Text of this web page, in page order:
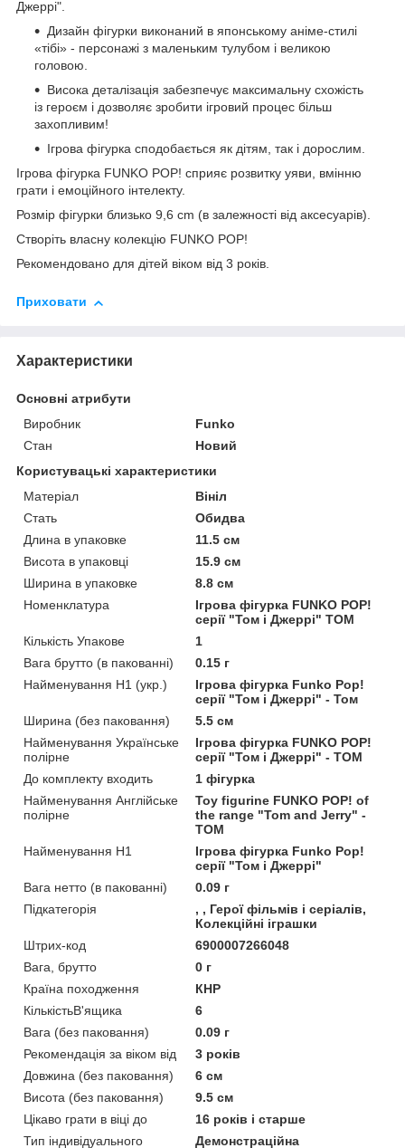
Джеррі".
Дизайн фігурки виконаний в японському аніме-стилі
«тібі» - персонажі з маленьким тулубом і великою
головою.
Висока деталізація забезпечує максимальну схожість
із героєм і дозволяє зробити ігровий процес більш
захопливим!
Ігрова фігурка сподобається як дітям, так і дорослим.
Ігрова фігурка FUNKO POP! сприяє розвитку уяви, вмінню
грати і емоційного інтелекту.
Розмір фігурки близько 9,6 cm (в залежності від аксесуарів).
Створіть власну колекцію FUNKO POP!
Рекомендовано для дітей віком від 3 років.
Приховати
Характеристики
Основні атрибути
Виробник
Funko
Стан
Новий
Користувацькі характеристики
Матеріал
Вініл
Стать
Обидва
Длина в упаковке
11.5 см
Висота в упаковці
15.9 см
Ширина в упаковке
8.8 см
Номенклатура
Ігрова фігурка FUNKO POP!
серії "Том і Джеррі" ТОМ
Кількість Упакове
1
Вага брутто (в пакованні)
0.15 г
Найменування Н1 (укр.)
Ігрова фігурка Funko Pop!
серії "Том і Джеррі" - Том
Ширина (без паковання)
5.5 см
Найменування Українське
полірне
Ігрова фігурка FUNKO POP!
серії "Том і Джеррі" - ТОМ
До комплекту входить
1 фігурка
Найменування Англійське
полірне
Toy figurine FUNKO POP! of
the range "Tom and Jerry" -
TOM
Найменування Н1
Ігрова фігурка Funko Pop!
серії "Том і Джеррі"
Вага нетто (в пакованні)
0.09 г
Підкатегорія
, , Герої фільмів і серіалів,
Колекційні іграшки
Штрих-код
6900007266048
Вага, брутто
0 г
Країна походження
КНР
КількістьВ'ящика
6
Вага (без паковання)
0.09 г
Рекомендація за віком від
3 років
Довжина (без паковання)
6 см
Висота (без паковання)
9.5 см
Цікаво грати в віці до
16 років і старше
Тип індивідуального
Демонстраційна